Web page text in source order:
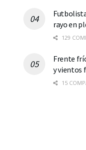
rayo en
129
Frente
y vientos
15